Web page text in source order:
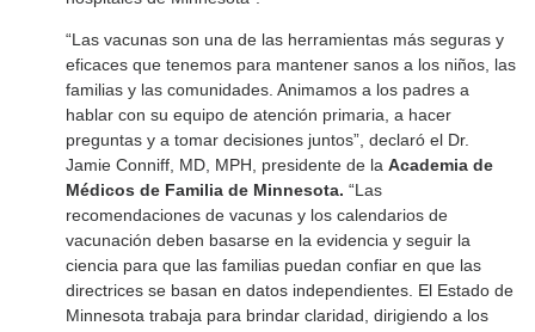
“Las vacunas son una de las herramientas más seguras y
eficaces que tenemos para mantener sanos a los niños, las
familias y las comunidades. Animamos a los padres a
hablar con su equipo de atención primaria, a hacer
preguntas y a tomar decisiones juntos”, declaró el Dr.
Jamie Conniff, MD, MPH, presidente de la Academia de
Médicos de Familia de Minnesota. “Las
recomendaciones de vacunas y los calendarios de
vacunación deben basarse en la evidencia y seguir la
ciencia para que las familias puedan confiar en que las
directrices se basan en datos independientes. El Estado de
Minnesota trabaja para brindar claridad, dirigiendo a los